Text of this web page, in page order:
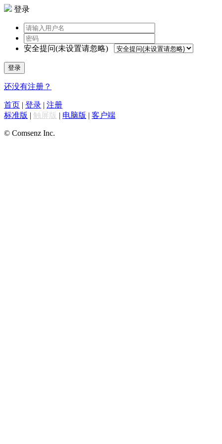
登录
安全提问(未设置请忽略)
登录
还没有注册？
首页 | 登录 | 注册
标准版 | 触屏版 | 电脑版 | 客户端
© Comsenz Inc.